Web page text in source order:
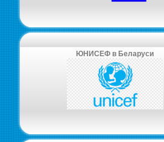
ЮНИСЕФ в Беларуси